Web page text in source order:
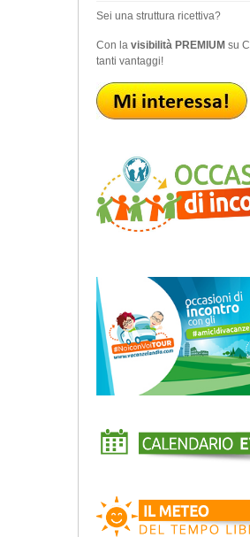
Sei una struttura ricettiva?
Con la visibilità PREMIUMsu
tanti vantaggi!